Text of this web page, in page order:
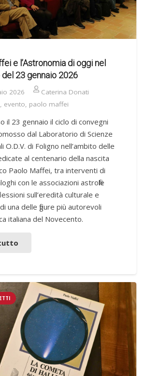
e l’Astronomia di oggi nel
23 gennaio 2026
2026
Caterina Donati
, evento, paolo maffei
il 23 gennaio il ciclo di convegni
dal Laboratorio di Scienze
O.D.V. di Foligno nell’ambito delle
al centenario della nascita
Paolo Maffei, tra interventi di
con le associazioni astrofile
sull’eredità culturale e
una delle figure più autorevoli
italiana del Novecento.